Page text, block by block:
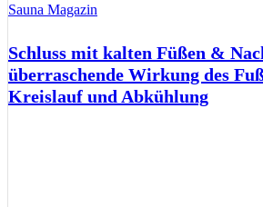
Sauna Magazin
Schluss mit kalten Füßen &
überraschende Wirkung des
Kreislauf und Abkühlung